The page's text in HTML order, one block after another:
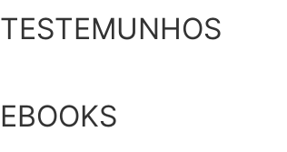
TESTEMUNHOS
EBOOKS